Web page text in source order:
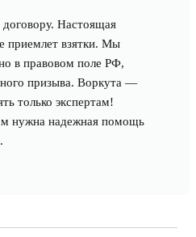
Настоящая
приемлет взятки. Мы
в правовом поле РФ,
призыва. Воркута —
только экспертам!
нужна надежная помощь